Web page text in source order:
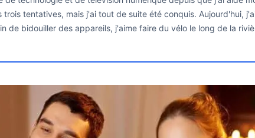
tentatives, mais j'ai tout de suite été conquis. Aujourd'hui,
de bidouiller des appareils, j'aime faire du vélo le long de la